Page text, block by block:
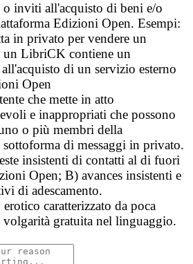
inviti all'acquisto di beni e/o
Edizioni Open. Esempi:
in privato per vendere un
LibriCK contiene un
di un servizio esterno
Open
che mette in atto
e inappropriati che possono
o più membri della
di messaggi in privato.
insistenti di contatti al di fuori
Open; B) avances insistenti e
di adescamento.
caratterizzato da poca
volgarità gratuita nel linguaggio.